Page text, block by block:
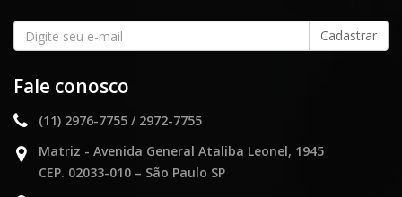
Fale conosco
(11) 2976-7755 / 2972-7755
Matriz - Avenida General Ataliba Leonel, 1945
CEP. 02033-010 – São Paulo SP